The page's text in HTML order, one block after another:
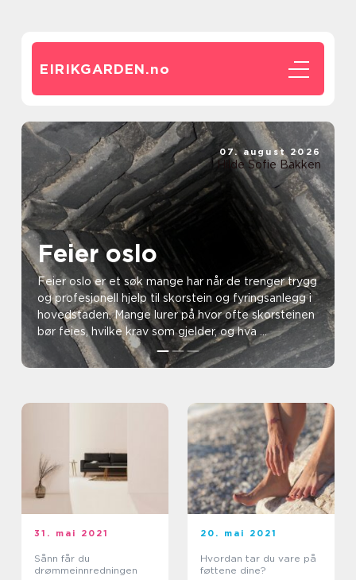
EIRIKGARDEN.no
Feier oslo
Feier oslo er et søk mange har når de trenger trygg
og profesjonell hjelp til skorstein og fyringsanlegg i
hovedstaden. Mange lurer på hvor ofte skorsteinen
bør feies, hvilke krav som gjelder, og hva ...
07. august 2026
Hilde Sofie Bakken
31. mai 2021
Sånn får du
drømmeinnredningen
20. mai 2021
Hvordan tar du vare på
føttene dine?